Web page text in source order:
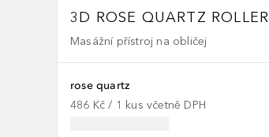
3D ROSE QUARTZ ROLLER
Masážní přístroj na obličej
rose quartz
486 Kč / 1 kus včetně DPH